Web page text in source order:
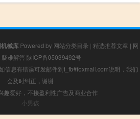
械库 Powered by 网站分类目录 | 精选推荐文章 | 网
疑难解答 陕ICP备05039492号
信息有错误可发邮件到f_fb#foxmail.com说明，我们
会及时纠正，谢谢
趣爱好，不接盈利性广告及商业合作
小男孩